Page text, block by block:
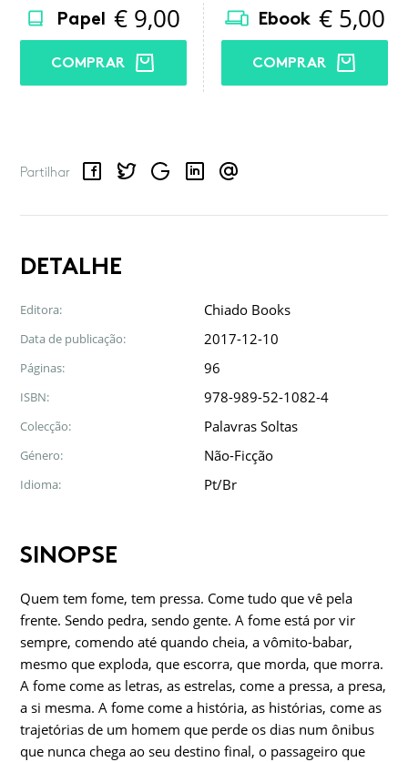
Papel € 9,00
COMPRAR
Ebook € 5,00
COMPRAR
Partilhar
FacebookTwitterGoogle LinkedInEmail
DETALHE
Editora: Chiado Books
Data de publicação: 2017-12-10
Páginas: 96
ISBN: 978-989-52-1082-4
Colecção: Palavras Soltas
Género: Não-Ficção
Idioma: Pt/Br
SINOPSE
Quem tem fome, tem pressa. Come tudo que vê pela
frente. Sendo pedra, sendo gente. A fome está por vir
sempre, comendo até quando cheia, a vômito-babar,
mesmo que exploda, que escorra, que morda, que morra.
A fome come as letras, as estrelas, come a pressa, a presa,
a si mesma. A fome come a história, as histórias, come as
trajetórias de um homem que perde os dias num ônibus
que nunca chega ao seu destino final, o passageiro que